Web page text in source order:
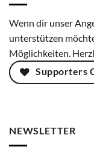
Wenn dir unser
unterstützen
Möglichkeiten.
Supporters
NEWSLETTER